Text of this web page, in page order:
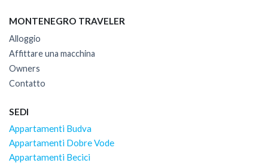
MONTENEGRO TRAVELER
Alloggio
Affittare una macchina
Owners
Contatto
SEDI
Appartamenti Budva
Appartamenti Dobre Vode
Appartamenti Becici